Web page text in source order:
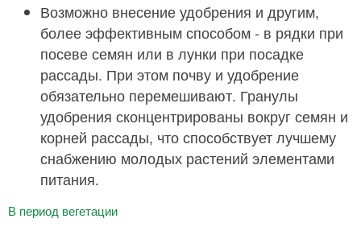
Возможно внесение удобрения и другим,
более эффективным способом - в рядки при
посеве семян или в лунки при посадке
рассады. При этом почву и удобрение
обязательно перемешивают. Гранулы
удобрения сконцентрированы вокруг семян и
корней рассады, что способствует лучшему
снабжению молодых растений элементами
питания.
В период вегетации